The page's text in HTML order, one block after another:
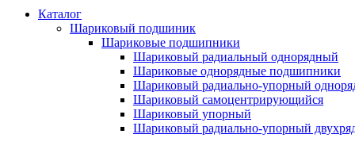
Каталог
Шариковый подшиник
Шариковые подшипники
Шариковый радиальный однорядный
Шариковые однорядные подшипники
Шариковый радиально-упорный
Шариковый самоцентрирующийся
Шариковый упорный
Шариковый радиально-упорный